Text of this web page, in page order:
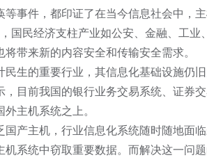
事件，都印证了在当今信息社会中，
国民经济支柱产业如公安、金融、工
带来新的内容安全和传输安全需求。
民生的重要行业，其信息化基础设施仍
，目前我国的银行业务交易系统、证券
主机系统之上。
产主机，行业信息化系统随时随地面
机系统中窃取重要数据。而解决这一问